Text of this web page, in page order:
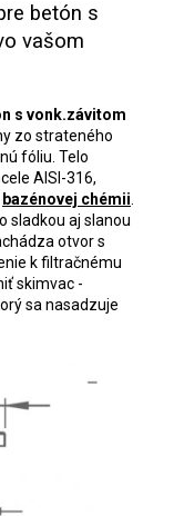
betón s
vašom
s vonk.závitom
zo strateného
fóliu. Telo
AISI-316,
bazénovej chémii
sladkou aj slanou
otvor s
k filtračnému
skimvac -
sa nasadzuje